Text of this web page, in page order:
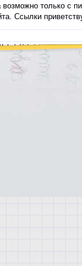
только с
Ссылки